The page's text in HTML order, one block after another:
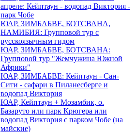
апреле: Кейптаун - водопад Виктория -
парк Чобе
ЮАР, ЗИМБАБВЕ, БОТСВАНА,
НАМИБИЯ: Групповой тур с
русскоязычным гидом
ЮАР, ЗИМБАБВЕ, БОТСВАНА:
Групповой тур "Жемчужина Южной
Африки"
ЮАР, ЗИМБАБВЕ: Кейптаун - Сан-
Сити - сафари в Пиланесберге и
водопад Виктория
ЮАР, Кейптаун + Мозамбик, о.
Базаруто или парк Крюгера или
водопад Виктория с парком Чобе (на
майские)